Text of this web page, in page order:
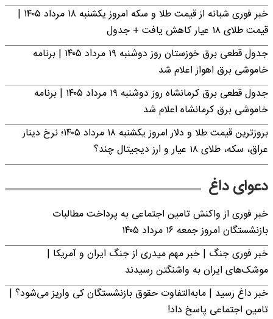
خبر فوری شبانه از قیمت طلا و سکه امروز یکشنبه ۱۸ مرداد ۱۴۰۵ |
قیمت طلای ۱۸ عیار کاهش یافت + جدول
جدول قطعی برق خوزستان روز دوشنبه ۱۹ مرداد ۱۴۰۵ | برنامه
خاموشی برق اهواز اعلام شد
جدول قطعی برق کرمانشاه روز دوشنبه ۱۹ مرداد ۱۴۰۵ | برنامه
خاموشی برق کرمانشاه اعلام شد
بروزترین قیمت طلا و دلار امروز یکشنبه ۱۸ مرداد ۱۴۰۵؛ نرخ دینار
عراق، سکه، طلای ۱۸ عیار و ارز دیجیتال چند؟
دعوای داغ
خبر فوری از واکنش تامین اجتماعی به پرداخت مطالبات
بازنشستگان امروز جمعه ۱۶ مرداد ۱۴۰۵
خبر فوری جنگ | خبر مهم میدری از جنگ ایران و آمریکا |
موشک‌های ایران به واشنگتن رسیدند
خبر داغ رسید | مابه‌التفاوت حقوق بازنشستگان کی واریز می‌شود؟ |
تامین اجتماعی پاسخ داد!